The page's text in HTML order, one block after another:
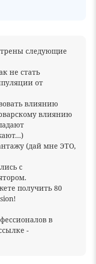
следующие
не стать
от
влиянию
влиянию
(дай мне ЭТО,
с
получить 80
в
-